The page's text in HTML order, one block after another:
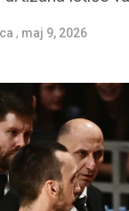
, maj 9, 2026